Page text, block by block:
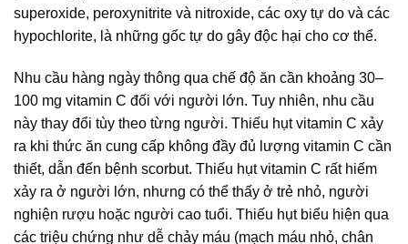
superoxide, peroxynitrite và nitroxide, các oxy tự do và các
hypochlorite, là những gốc tự do gây độc hại cho cơ thể.
Nhu cầu hàng ngày thông qua chế độ ăn cần khoảng 30–
100 mg vitamin C đối với người lớn. Tuy nhiên, nhu cầu
này thay đổi tùy theo từng người. Thiếu hụt vitamin C xảy
ra khi thức ăn cung cấp không đầy đủ lượng vitamin C cần
thiết, dẫn đến bệnh scorbut. Thiếu hụt vitamin C rất hiếm
xảy ra ở người lớn, nhưng có thể thấy ở trẻ nhỏ, người
nghiện rượu hoặc người cao tuổi. Thiếu hụt biểu hiện qua
các triệu chứng như dễ chảy máu (mạch máu nhỏ, chân